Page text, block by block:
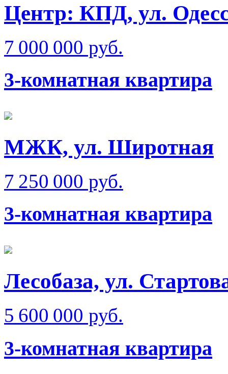
Центр: КПД, ул.
7 000 000 руб.
3-комнатная квартира
МЖК, ул. Широтная
7 250 000 руб.
3-комнатная квартира
Лесобаза, ул.
5 600 000 руб.
3-комнатная квартира